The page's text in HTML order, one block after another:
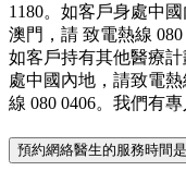
1180。如客戶身處中
澳門，請 致電熱線 080
如客戶持有其他醫療計
處中國內地，請致電
線 080 0406。我們有
預約網絡醫生的服務時間